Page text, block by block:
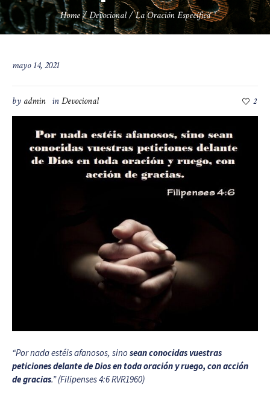
Home/Devocional /La Oración Específica
mayo 14, 2021
by admin inDevocional 2
“Por nada estéis afanosos, sino sean conocidas vuestras
peticiones delante de Dios en toda oración y ruego, con acción
de gracias.” (Filipenses 4:6 RVR1960)